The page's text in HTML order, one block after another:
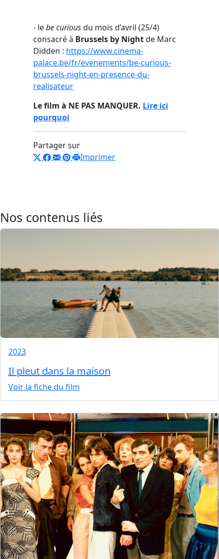
- lebe curiousdu mois d’avril (25/4)
consacré à Brussels by Nightde Marc
Didden : https://www.cinema-
palace.be/fr/evenements/be-curious-
brussels-night-en-presence-du-
realisateur
Le film à NE PAS MANQUER. Lire ici
pourquoi
Partager sur
Imprimer
Nos contenus liés
2023
Il pleut dans la maison
Voir la fiche du film